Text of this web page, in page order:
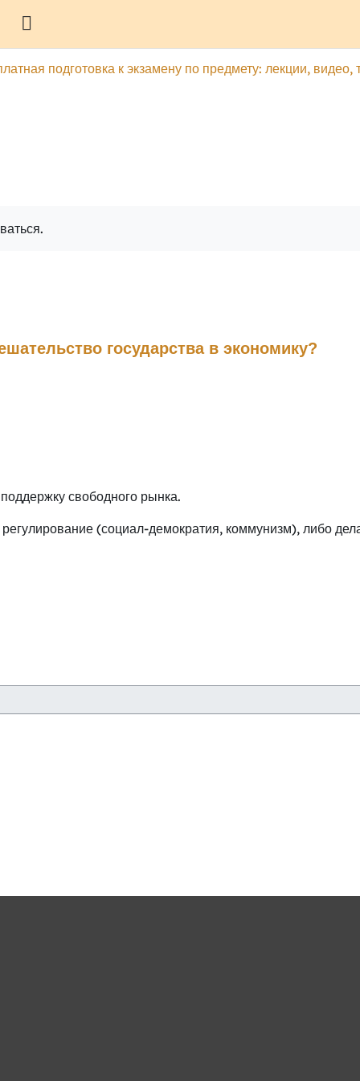
подготовка к экзамену по предмету: лекции, видео,
государства в экономику?
свободного рынка.
(социал-демократия, коммунизм), либо